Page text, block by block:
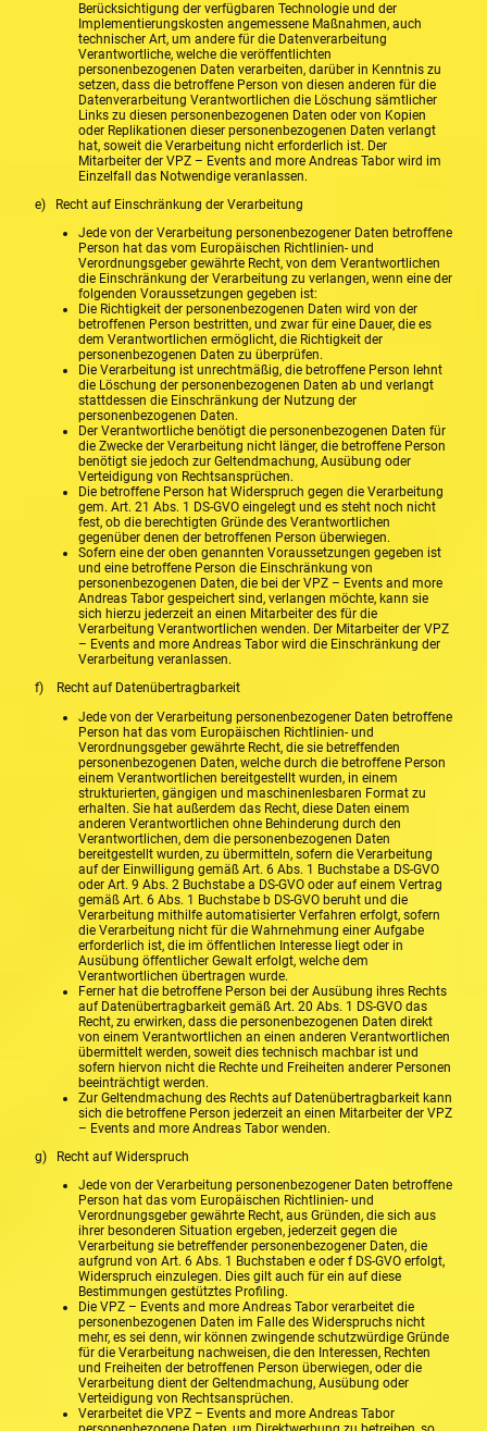
Berücksichtigung der verfügbaren Technologie und der
Implementierungskosten angemessene Maßnahmen, auch
technischer Art, um andere für die Datenverarbeitung
Verantwortliche, welche die veröffentlichten
personenbezogenen Daten verarbeiten, darüber in Kenntnis zu
setzen, dass die betroffene Person von diesen anderen für die
Datenverarbeitung Verantwortlichen die Löschung sämtlicher
Links zu diesen personenbezogenen Daten oder von Kopien
oder Replikationen dieser personenbezogenen Daten verlangt
hat, soweit die Verarbeitung nicht erforderlich ist. Der
Mitarbeiter der VPZ – Events and more Andreas Tabor wird im
Einzelfall das Notwendige veranlassen.
e) Recht auf Einschränkung der Verarbeitung
Jede von der Verarbeitung personenbezogener Daten betroffene
Person hat das vom Europäischen Richtlinien- und
Verordnungsgeber gewährte Recht, von dem Verantwortlichen
die Einschränkung der Verarbeitung zu verlangen, wenn eine der
folgenden Voraussetzungen gegeben ist:
Die Richtigkeit der personenbezogenen Daten wird von der
betroffenen Person bestritten, und zwar für eine Dauer, die es
dem Verantwortlichen ermöglicht, die Richtigkeit der
personenbezogenen Daten zu überprüfen.
Die Verarbeitung ist unrechtmäßig, die betroffene Person lehnt
die Löschung der personenbezogenen Daten ab und verlangt
stattdessen die Einschränkung der Nutzung der
personenbezogenen Daten.
Der Verantwortliche benötigt die personenbezogenen Daten für
die Zwecke der Verarbeitung nicht länger, die betroffene Person
benötigt sie jedoch zur Geltendmachung, Ausübung oder
Verteidigung von Rechtsansprüchen.
Die betroffene Person hat Widerspruch gegen die Verarbeitung
gem. Art. 21 Abs. 1 DS-GVO eingelegt und es steht noch nicht
fest, ob die berechtigten Gründe des Verantwortlichen
gegenüber denen der betroffenen Person überwiegen.
Sofern eine der oben genannten Voraussetzungen gegeben ist
und eine betroffene Person die Einschränkung von
personenbezogenen Daten, die bei der VPZ – Events and more
Andreas Tabor gespeichert sind, verlangen möchte, kann sie
sich hierzu jederzeit an einen Mitarbeiter des für die
Verarbeitung Verantwortlichen wenden. Der Mitarbeiter der VPZ
– Events and more Andreas Tabor wird die Einschränkung der
Verarbeitung veranlassen.
f) Recht auf Datenübertragbarkeit
Jede von der Verarbeitung personenbezogener Daten betroffene
Person hat das vom Europäischen Richtlinien- und
Verordnungsgeber gewährte Recht, die sie betreffenden
personenbezogenen Daten, welche durch die betroffene Person
einem Verantwortlichen bereitgestellt wurden, in einem
strukturierten, gängigen und maschinenlesbaren Format zu
erhalten. Sie hat außerdem das Recht, diese Daten einem
anderen Verantwortlichen ohne Behinderung durch den
Verantwortlichen, dem die personenbezogenen Daten
bereitgestellt wurden, zu übermitteln, sofern die Verarbeitung
auf der Einwilligung gemäß Art. 6 Abs. 1 Buchstabe a DS-GVO
oder Art. 9 Abs. 2 Buchstabe a DS-GVO oder auf einem Vertrag
gemäß Art. 6 Abs. 1 Buchstabe b DS-GVO beruht und die
Verarbeitung mithilfe automatisierter Verfahren erfolgt, sofern
die Verarbeitung nicht für die Wahrnehmung einer Aufgabe
erforderlich ist, die im öffentlichen Interesse liegt oder in
Ausübung öffentlicher Gewalt erfolgt, welche dem
Verantwortlichen übertragen wurde.
Ferner hat die betroffene Person bei der Ausübung ihres Rechts
auf Datenübertragbarkeit gemäß Art. 20 Abs. 1 DS-GVO das
Recht, zu erwirken, dass die personenbezogenen Daten direkt
von einem Verantwortlichen an einen anderen Verantwortlichen
übermittelt werden, soweit dies technisch machbar ist und
sofern hiervon nicht die Rechte und Freiheiten anderer Personen
beeinträchtigt werden.
Zur Geltendmachung des Rechts auf Datenübertragbarkeit kann
sich die betroffene Person jederzeit an einen Mitarbeiter der VPZ
– Events and more Andreas Tabor wenden.
g) Recht auf Widerspruch
Jede von der Verarbeitung personenbezogener Daten betroffene
Person hat das vom Europäischen Richtlinien- und
Verordnungsgeber gewährte Recht, aus Gründen, die sich aus
ihrer besonderen Situation ergeben, jederzeit gegen die
Verarbeitung sie betreffender personenbezogener Daten, die
aufgrund von Art. 6 Abs. 1 Buchstaben e oder f DS-GVO erfolgt,
Widerspruch einzulegen. Dies gilt auch für ein auf diese
Bestimmungen gestütztes Profiling.
Die VPZ – Events and more Andreas Tabor verarbeitet die
personenbezogenen Daten im Falle des Widerspruchs nicht
mehr, es sei denn, wir können zwingende schutzwürdige Gründe
für die Verarbeitung nachweisen, die den Interessen, Rechten
und Freiheiten der betroffenen Person überwiegen, oder die
Verarbeitung dient der Geltendmachung, Ausübung oder
Verteidigung von Rechtsansprüchen.
Verarbeitet die VPZ – Events and more Andreas Tabor